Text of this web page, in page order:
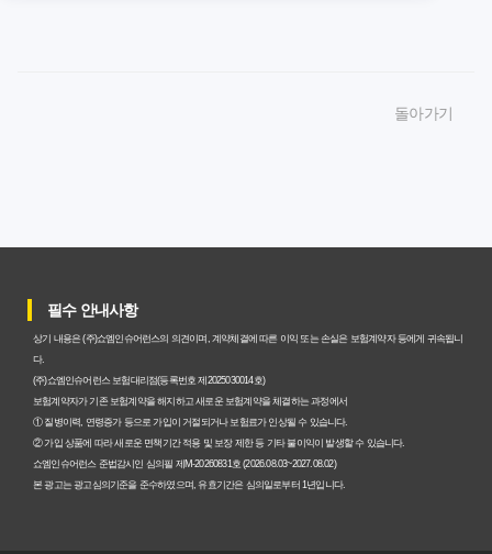
갱신형 암보험과 비갱신형, 어떤 차이가 있을까? 내게 맞는
암보험비갱신형, 평생 고정 보험료의 숨겨진 가치와 현명한
선택 기준
암보험 비갱신형, 왜 지금 선택해야 할까요? 미래 보험료 걱
정 끝내는 방법
갱신형 vs 비갱신형 암보험, 당신에게 더 유리한 선택은? 완
돌아가기
필수 안내사항
상기 내용은 (주)쇼엠인슈어런스의 의견이며, 계약체결에 따른 이익 또는 손실은 보험계약자 등에게 귀속됩니
다.
(주)쇼엠인슈어런스 보험대리점(등록번호 제2025030014호)
보험계약자가 기존 보험계약을 해지하고 새로운 보험계약을 체결하는 과정에서
① 질병이력, 연령증가 등으로 가입이 거절되거나 보험료가 인상될 수 있습니다.
② 가입 상품에 따라 새로운 면책기간 적용 및 보장 제한 등 기타 불이익이 발생할 수 있습니다.
쇼엠인슈어런스 준법감시인 심의필 제M-20260831호 (2026.08.03~2027.08.02)
본 광고는 광고심의기준을 준수하였으며, 유효기간은 심의일로부터 1년입니다.